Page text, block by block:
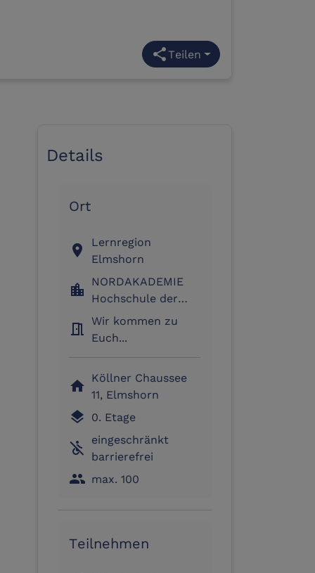
shareTeilen
Details
Ort
location_on
Lernregion
Elmshorn
location_city
NORDAKADEMIE
Hochschule der
Wirtschaft
Elmshorn
meeting_room
Wir kommen zu
Euch...
home
Köllner Chaussee
11, Elmshorn
layers 0. Etage
not_accessible
eingeschränkt
barrierefrei
people max. 100
Teilnehmen